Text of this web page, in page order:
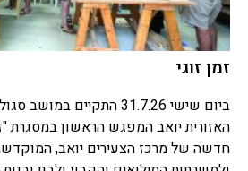
זמן זוגי
ביום שישי 31.7.26 התקיים
האזורית יואב המפגש הראשון במסגרת
חדשה של מרכז הצעירים יואב,